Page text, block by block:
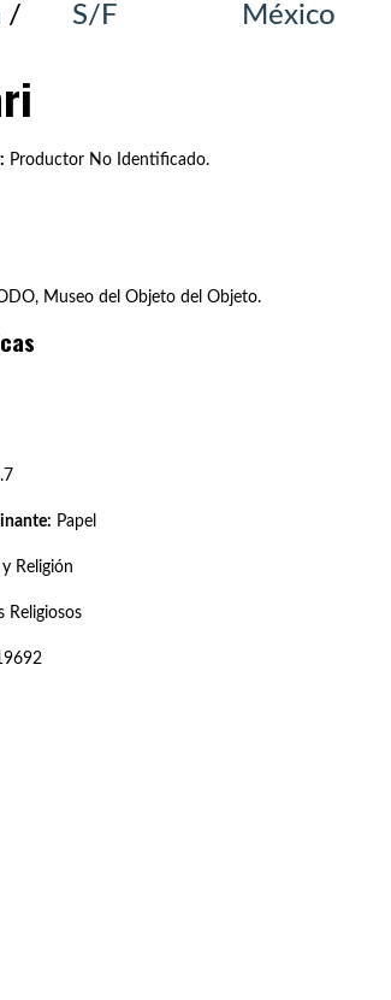
/ S/F México
Productor No Identificado.
Museo del Objeto del Objeto.
Papel
Religión
Religiosos